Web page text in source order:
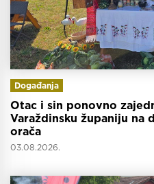
Događanja
Otac i sin ponovno
Varaždinsku županiju na
orača
03.08.2026.